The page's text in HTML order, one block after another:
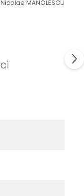
Nicolae MANOLESCU